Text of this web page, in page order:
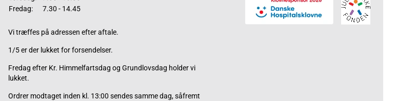
Fredag:
7.30 - 14.45
Vi træffes på adressen efter aftale.
1/5 er der lukket for forsendelser.
Fredag efter Kr. Himmelfartsdag og Grundlovsdag holder vi
lukket.
Ordrer modtaget inden kl. 13:00 sendes samme dag, såfremt